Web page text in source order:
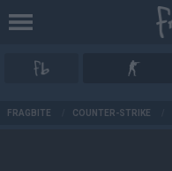
FRAGBITE COUNTER-STRIKE